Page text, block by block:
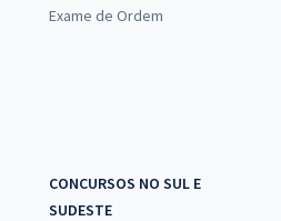
Exame de Ordem
CONCURSOS NO SUL E
SUDESTE